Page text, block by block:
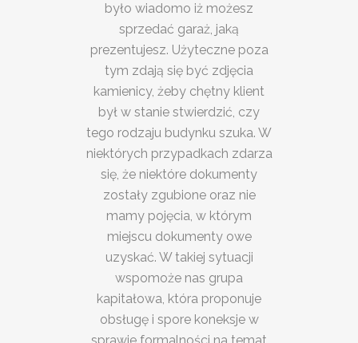
było wiadomo iż możesz
sprzedać garaż, jaką
prezentujesz. Użyteczne poza
tym zdają się być zdjęcia
kamienicy, żeby chętny klient
był w stanie stwierdzić, czy
tego rodzaju budynku szuka. W
niektórych przypadkach zdarza
się, że niektóre dokumenty
zostały zgubione oraz nie
mamy pojęcia, w którym
miejscu dokumenty owe
uzyskać. W takiej sytuacji
wspomoże nas grupa
kapitałowa, która proponuje
obsługę i spore koneksje w